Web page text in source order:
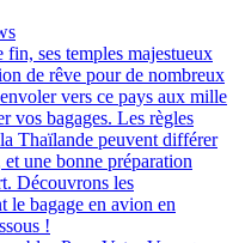
fin, ses temples majestueux
de rêve pour de nombreux
vers ce pays aux mille
vos bagages. Les règles
Thaïlande peuvent différer
une bonne préparation
Découvrons les
le bagage en avion en
!